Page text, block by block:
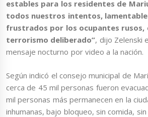
estables para los residentes de
todos nuestros intentos,
frustrados por los ocupantes rusos,
terrorismo deliberado”, dijo Zelenski
mensaje nocturno por video a la nación.
Según indicó el consejo municipal de
cerca de 45 mil personas fueron
mil personas más permanecen en la
inhumanas, bajo bloqueo, sin comida, sin